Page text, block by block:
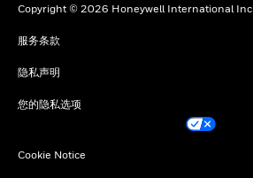
Copyright © 2026 Honeywell International Inc
服务条款
隐私声明
您的隐私选项
Cookie Notice